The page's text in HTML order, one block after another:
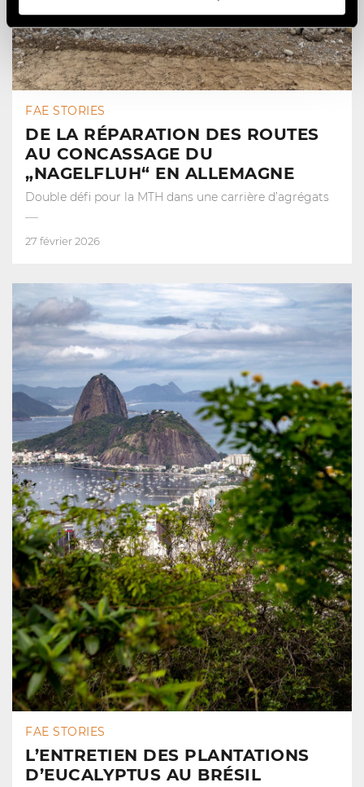
FAE STORIES
DE LA RÉPARATION DES ROUTES
AU CONCASSAGE DU
„NAGELFLUH“ EN ALLEMAGNE
Double défi pour la MTH dans une carrière d’agrégats
27 février 2026
FAE STORIES
L’ENTRETIEN DES PLANTATIONS
D’EUCALYPTUS AU BRÉSIL